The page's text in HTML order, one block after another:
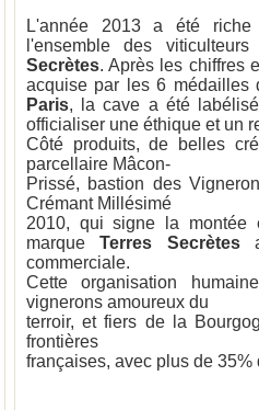
L'année 2013 a été
l'ensemble des
Secrètes. Après les chiffres
acquise par les 6
Paris, la cave a été
officialiser une éthique et un
Côté produits, de belles
parcellaire Mâcon-
Prissé, bastion des
Crémant Millésimé
2010, qui signe la montée
marqueTerres Secrètesa
commerciale.
Cette organisation
vignerons amoureux du
terroir, et fiers de la
frontières
françaises, avec plus de